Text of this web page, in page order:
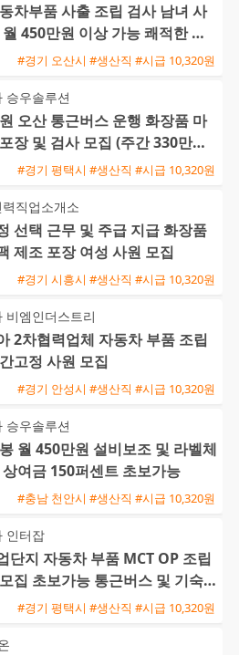
차부품 사출 조립 검사 남녀 사
450만원 이상 가능 쾌적한 환
제공
#경기 오산시 #생산직 #시급 10,320원
승우솔루션
오산 통근버스 운행 화장품 마
장 및 검사 모집 (주간 330만원 /
만원)
#경기 평택시 #생산직 #시급 10,320원
직업소개소
선택 근무 및 주급 지급 화장품
제조 포장 여성 사원 모집
#경기 시흥시 #생산직 #시급 10,320원
비엠인더스트리
2차협력업체 자동차 부품 조립
고정 사원 모집
#경기 안성시 #생산직 #시급 10,320원
승우솔루션
월 450만원 설비보조 및 라벨체
여금 150퍼센트 초보가능
#충남 천안시 #생산직 #시급 10,320원
인터잡
단지 자동차 부품 MCT OP 조립
집 초보가능 통근버스 및 기숙사
#경기 평택시 #생산직 #시급 10,320원